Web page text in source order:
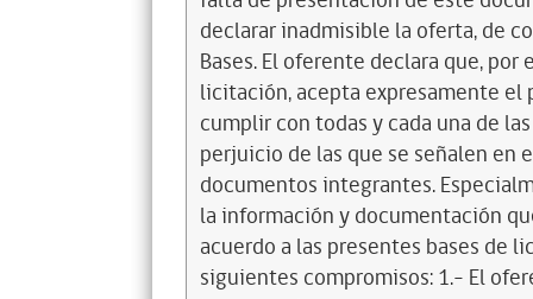
declarar inadmisible la oferta, de
Bases. El oferente declara que,
licitación, acepta expresamente
cumplir con todas y cada una de
perjuicio de las que se señalen en
documentos integrantes.
la información y documentación
acuerdo a las presentes bases de
siguientes compromisos: 1.- El